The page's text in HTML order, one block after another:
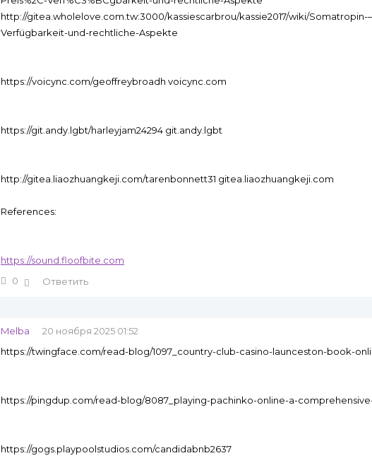
http://gitea.wholelove.com.tw:3000/kassiescarbrou/kassie2017/wiki/Somatropin-
Verfügbarkeit-und-rechtliche-Aspekte
https://voicync.com/geoffreybroadh voicync.com
https://git.andy.lgbt/harleyjam24294 git.andy.lgbt
http://gitea.liaozhuangkeji.com/tarenbonnett31 gitea.liaozhuangkeji.com
References:
https://sound.floofbite.com
0
Ответить
Melba
20 ноября 2025 01:52
https://twingface.com/read-blog/1097_country-club-casino-launceston-book-
https://pingdup.com/read-blog/8087_playing-pachinko-online-a-
https://gogs.playpoolstudios.com/candidabnb2637